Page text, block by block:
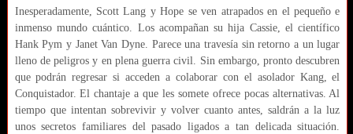
Inesperadamente, Scott Lang y Hope se ven atrapados en el pequeño e
inmenso mundo cuántico. Los acompañan su hija Cassie, el científico
Hank Pym y Janet Van Dyne. Parece una travesía sin retorno a un lugar
lleno de peligros y en plena guerra civil. Sin embargo, pronto descubren
que podrán regresar si acceden a colaborar con el asolador Kang, el
Conquistador. El chantaje a que les somete ofrece pocas alternativas. Al
tiempo que intentan sobrevivir y volver cuanto antes, saldrán a la luz
unos secretos familiares del pasado ligados a tan delicada situación.